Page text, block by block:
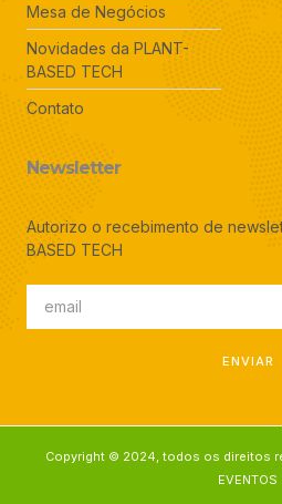
Mesa de Negócios
Novidades da PLANT-
BASED TECH
Contato
Newsletter
Autorizo o recebimento de
BASED TECH
ENVIAR
Copyright © 2024, todos os direitos
EVENTOS